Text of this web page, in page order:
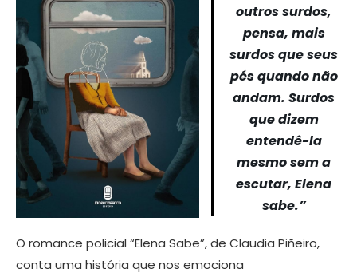
outros surdos,
pensa, mais
surdos que seus
pés quando não
andam. Surdos
que dizem
entendê-la
mesmo sem a
escutar, Elena
sabe.”
O romance policial “Elena Sabe”, de Claudia Piñeiro,
conta uma história que nos emociona